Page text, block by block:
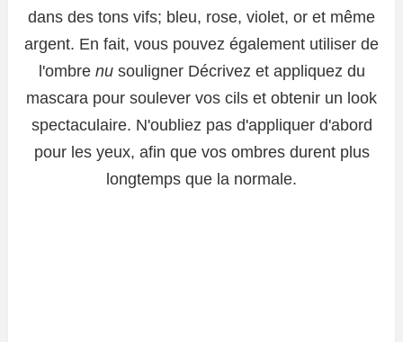
dans des tons vifs; bleu, rose, violet, or et même
argent. En fait, vous pouvez également utiliser de
l'ombre nusouligner Décrivez et appliquez du
mascara pour soulever vos cils et obtenir un look
spectaculaire. N'oubliez pas d'appliquer d'abord
pour les yeux, afin que vos ombres durent plus
longtemps que la normale.